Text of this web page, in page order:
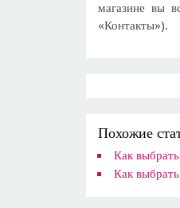
магазине вы
«Контакты»).
Похожие
Как
Как